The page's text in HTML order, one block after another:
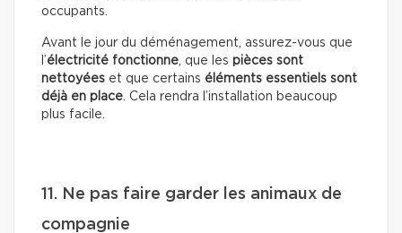
occupants.
Avant le jour du déménagement, assurez-vous que
l’électricité fonctionne, que les pièces sont
nettoyées et que certains éléments essentiels sont
déjà en place. Cela rendra l’installation beaucoup
plus facile.
11. Ne pas faire garder les animaux de
compagnie